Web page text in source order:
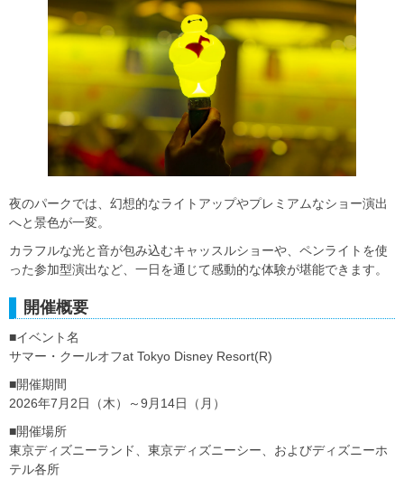
夜のパークでは、幻想的なライトアップやプレミアムなショー演出
へと景色が一変。
カラフルな光と音が包み込むキャッスルショーや、ペンライトを使
った参加型演出など、一日を通じて感動的な体験が堪能できます。
開催概要
■イベント名
サマー・クールオフat Tokyo Disney Resort(R)
■開催期間
2026年7月2日（木）～9月14日（月）
■開催場所
東京ディズニーランド、東京ディズニーシー、およびディズニーホ
テル各所